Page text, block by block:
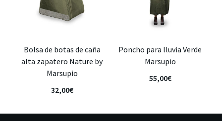
Bolsa de botas de caña
alta zapatero Nature by
Marsupio
32,00€
Poncho para lluvia Verde
Marsupio
55,00€